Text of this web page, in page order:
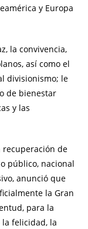
y Europa
la convivencia,
así como el
divisionismo; le
de bienestar
y las
de
público, nacional
anunció que
la Gran
para la
felicidad, la